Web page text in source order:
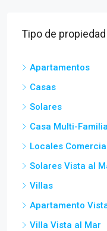
Tipo de propiedad
Apartamentos
Casas
Solares
Casa Multi-
Locales
Solares Vista al
Villas
Apartamento
Villa Vista al Mar